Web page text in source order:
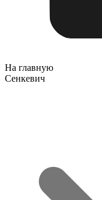
На главную
Сенкевич